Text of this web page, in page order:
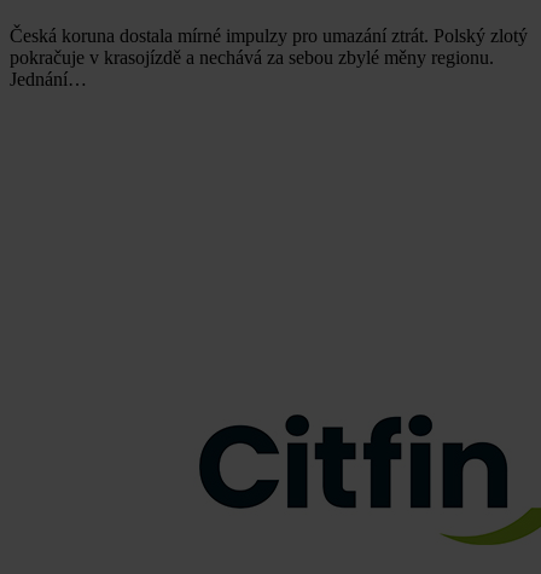
Česká koruna dostala mírné impulzy pro umazání ztrát. Polský zlotý
pokračuje v krasojízdě a nechává za sebou zbylé měny regionu.
Jednání…